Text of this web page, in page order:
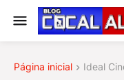
Página inicial Ideal